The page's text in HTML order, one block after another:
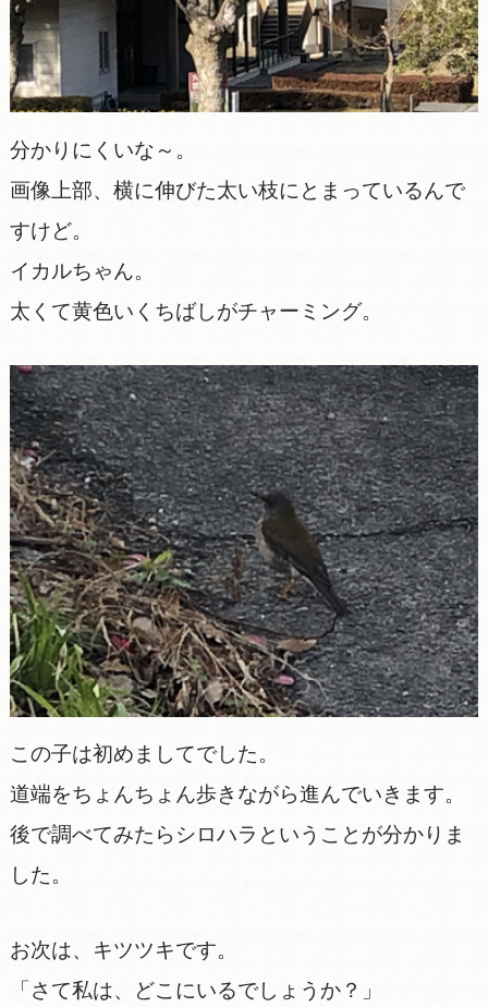
分かりにくいな～。
画像上部、横に伸びた太い枝にとまっているんで
すけど。
イカルちゃん。
太くて黄色いくちばしがチャーミング。
この子は初めましてでした。
道端をちょんちょん歩きながら進んでいきます。
後で調べてみたらシロハラということが分かりま
した。
お次は、キツツキです。
「さて私は、どこにいるでしょうか？」